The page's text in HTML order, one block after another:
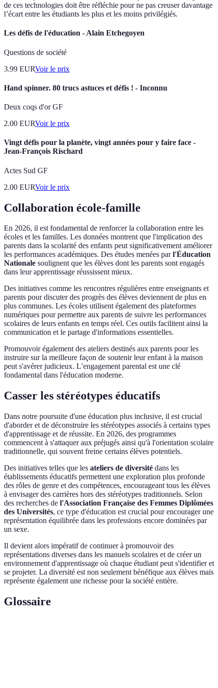
de ces technologies doit être réfléchie pour ne pas creuser davantage
l’écart entre les étudiants les plus et les moins privilégiés.
Les défis de l'éducation - Alain Etchegoyen
Questions de société
3.99 EURVoir le prix
Hand spinner. 80 trucs astuces et défis ! - Inconnu
Deux coqs d'or GF
2.00 EURVoir le prix
Vingt défis pour la planète, vingt années pour y faire face -
Jean-François Rischard
Actes Sud GF
2.00 EURVoir le prix
Collaboration école-famille
En 2026, il est fondamental de renforcer la collaboration entre les
écoles et les familles. Les données montrent que l'implication des
parents dans la scolarité des enfants peut significativement améliorer
les performances académiques. Des études menées parl'Éducation
Nationale soulignent que les élèves dont les parents sont engagés
dans leur apprentissage réussissent mieux.
Des initiatives comme les rencontres régulières entre enseignants et
parents pour discuter des progrès des élèves deviennent de plus en
plus communes. Les écoles utilisent également des plateformes
numériques pour permettre aux parents de suivre les performances
scolaires de leurs enfants en temps réel. Ces outils facilitent ainsi la
communication et le partage d'informations essentielles.
Promouvoir également des ateliers destinés aux parents pour les
instruire sur la meilleure façon de soutenir leur enfant à la maison
peut s'avérer judicieux. L’engagement parental est une clé
fondamental dans l'éducation moderne.
Casser les stéréotypes éducatifs
Dans notre poursuite d'une éducation plus inclusive, il est crucial
d'aborder et de déconstruire les stéréotypes associés à certains types
d'apprentissage et de réussite. En 2026, des programmes
commencent à s'attaquer aux préjugés ainsi qu'à l'orientation scolaire
traditionnelle, qui souvent freine certains élèves potentiels.
Des initiatives telles que les ateliers de diversité dans les
établissements éducatifs permettent une exploration plus profonde
des rôles de genre et des compétences, encourageant tous les élèves
à envisager des carrières hors des stéréotypes traditionnels. Selon
des recherches de l'Association Française des Femmes Diplômées
des Universités, ce type d'éducation est crucial pour encourager une
représentation équilibrée dans les professions encore dominées par
un sexe.
Il devient alors impératif de continuer à promouvoir des
représentations diverses dans les manuels scolaires et de créer un
environnement d'apprentissage où chaque étudiant peut s'identifier et
se projeter. La diversité est non seulement bénéfique aux élèves mais
représente également une richesse pour la société entière.
Glossaire